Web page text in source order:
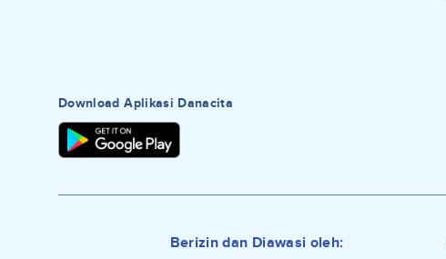
Download Aplikasi Danacita
Berizin dan Diawasi oleh: